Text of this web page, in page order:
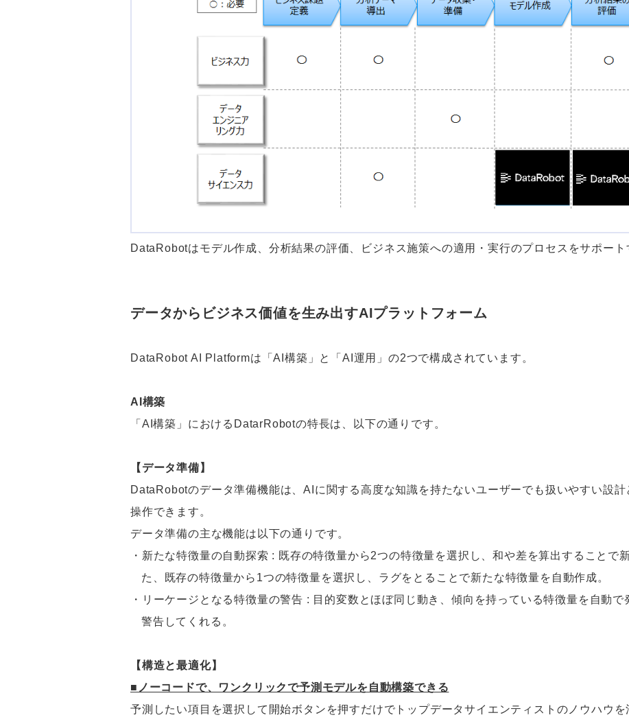
DataRobotはモデル作成、分析結果の評価、ビジネス施策への適用・実行のプロセスをサポート
データからビジネス価値を生み出すAIプラットフォーム
DataRobot AI Platformは「AI構築」と「AI運用」の2つで構成されています。
AI構築
「AI構築」におけるDatarRobotの特長は、以下の通りです。
【データ準備】
DataRobotのデータ準備機能は、AIに関する高度な知識を持たないユーザーでも扱いやすい設
操作できます。
データ準備の主な機能は以下の通りです。
・新たな特徴量の自動探索 : 既存の特徴量から2つの特徴量を選択し、和や差を算出することで
た、既存の特徴量から1つの特徴量を選択し、ラグをとることで新たな特徴量を自動作成。
・リーケージとなる特徴量の警告 : 目的変数とほぼ同じ動き、傾向を持っている特徴量を自動
警告してくれる。
【構造と最適化】
■ノーコードで、ワンクリックで予測モデルを自動構築できる
予測したい項目を選択して開始ボタンを押すだけでトップデータサイエンティストのノウハウ